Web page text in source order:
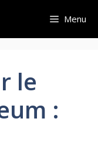
Menu
le
: